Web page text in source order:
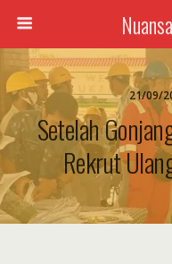
21/09/
Setelah
Rekrut